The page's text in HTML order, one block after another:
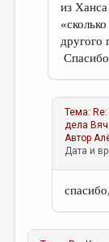
из
другого
Тема:
дела
Автор
Дата и